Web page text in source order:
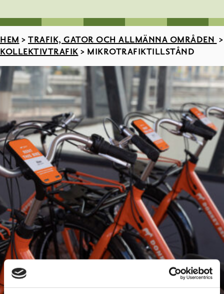
HEM > TRAFIK, GATOR OCH ALLMÄNNA OMRÅDEN >
KOLLEKTIVTRAFIK > MIKROTRAFIKTILLSTÅND